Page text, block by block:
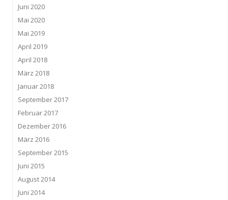
Juni 2020
Mai 2020
Mai 2019
April 2019
April 2018
März 2018
Januar 2018
September 2017
Februar 2017
Dezember 2016
März 2016
September 2015
Juni 2015
August 2014
Juni 2014